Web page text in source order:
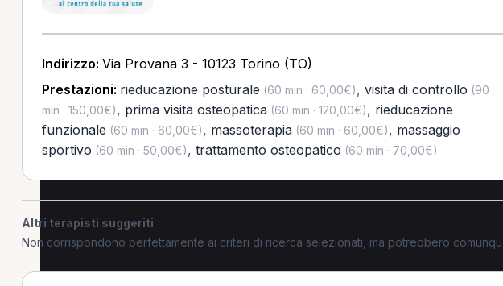
Indirizzo: Via Provana 3 - 10123 Torino (TO)
Prestazioni: rieducazione posturale (60 min · 60,00€), visita di controllo (90
min · 150,00€), prima visita osteopatica(60 min · 120,00€), rieducazione
funzionale (60 min · 60,00€), massoterapia(60 min · 60,00€), massaggio
sportivo (60 min · 50,00€), trattamento osteopatico (60 min · 70,00€)
Altri terapisti suggeriti
Non corrispondono perfettamente ai criteri di ricerca selezionati, ma potrebbero